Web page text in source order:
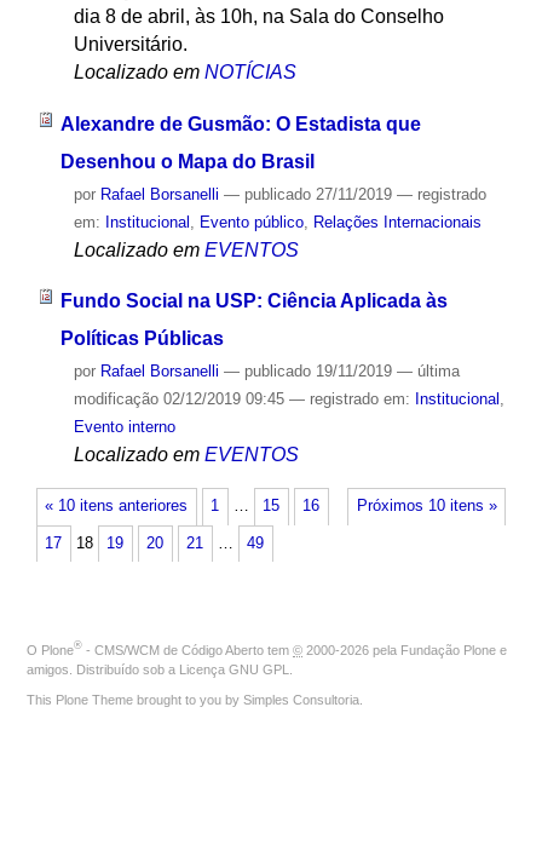
dia 8 de abril, às 10h, na Sala do Conselho
Universitário.
Localizado em NOTÍCIAS
Alexandre de Gusmão: O Estadista que
Desenhou o Mapa do Brasil
por Rafael Borsanelli — publicado27/11/2019 — registrado
em: Institucional Evento público, Relações Internacionais
Localizado em EVENTOS
Fundo Social na USP: Ciência Aplicada às
Políticas Públicas
por Rafael Borsanelli — publicado19/11/2019 — última
modificação02/12/2019 09:45 — registrado em: Institucional ,
Evento interno
Localizado em EVENTOS
« 10 itens anteriores Próximos 10 itens »
1 … 15 16
17 18 19 20 21 … 49
O Plone® - CMS/WCM de Código Aberto tem © 2000-2026 pela Fundação Plone e
amigos. Distribuído sob a Licença GNU GPL
This Plone Theme brought to you by Simples Consultoria